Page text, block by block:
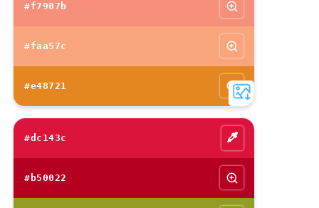
#f7907b
#faa57c
#e48721
#dc143c
#b50022